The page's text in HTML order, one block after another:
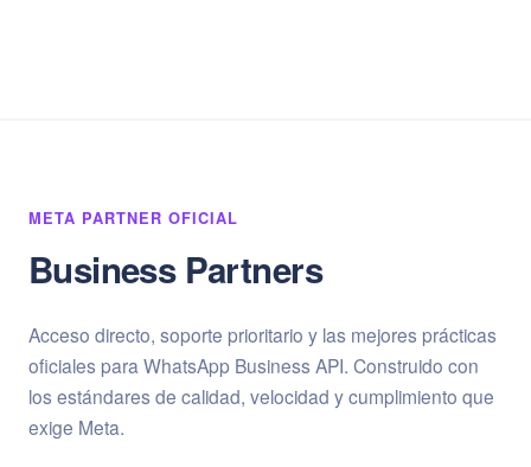
META PARTNER OFICIAL
Business Partners
Acceso directo, soporte prioritario y las mejores prácticas
oficiales para WhatsApp Business API. Construido con
los estándares de calidad, velocidad y cumplimiento que
exige Meta.